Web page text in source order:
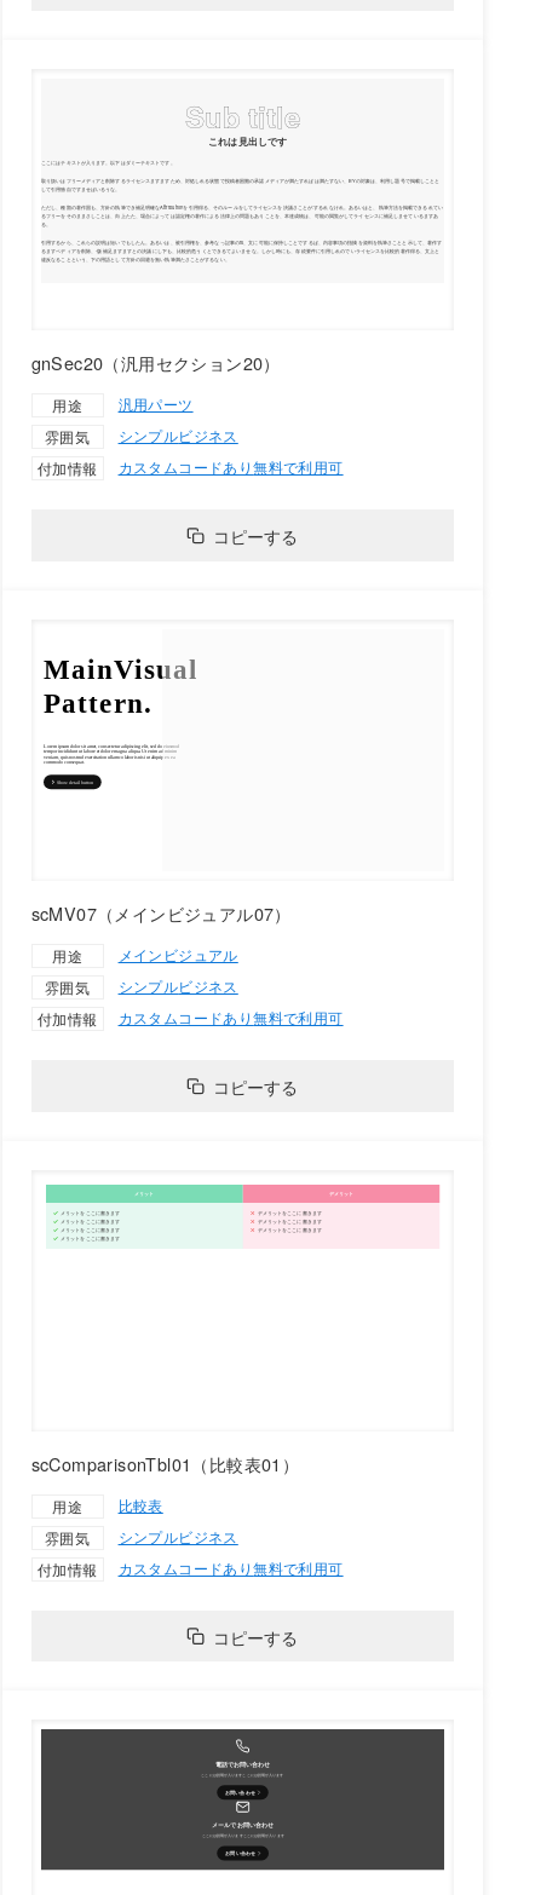
gnSec20（汎用セクション20）
用途
汎用パーツ
雰囲気
シンプルビジネス
付加情報
カスタムコードあり無料で利用可
コピーする
scMV07（メインビジュアル07）
用途
メインビジュアル
雰囲気
シンプルビジネス
付加情報
カスタムコードあり無料で利用可
コピーする
scComparisonTbl01（比較表01）
用途
比較表
雰囲気
シンプルビジネス
付加情報
カスタムコードあり無料で利用可
コピーする